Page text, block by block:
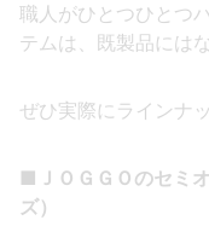
職人がひとつひとつ
テムは、既製品には
ぜひ実際にラインナ
■ＪＯＧＧＯのセミ
ズ）